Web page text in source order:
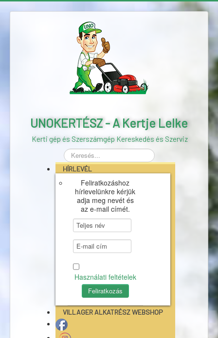
UNOKERTÉSZ - A Kertje Lelke
Kerti gép és Szerszámgép Kereskedés és Szerviz
Keresés...
HÍRLEVÉL
Feliratkozáshoz
hírlevelünkre kérjük
adja meg nevét és
az e-mail címét.
Használati feltételek
VILLAGER ALKATRÉSZ WEBSHOP